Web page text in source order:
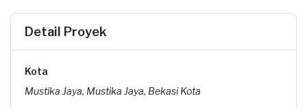
Detail Proyek
Kota
Mustika Jaya, Mustika Jaya, Bekasi Kota